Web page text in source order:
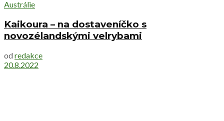
Austrálie
Kaikoura – na dostaveníčko s
novozélandskými velrybami
od redakce
20.8.2022